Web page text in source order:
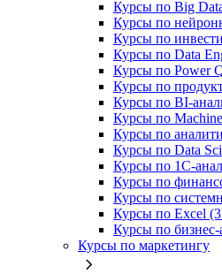
Курсы по Big
Курсы по
Курсы по
Курсы по Data
Курсы по Power
Курсы по
Курсы по
Курсы по
Курсы по
Курсы по Data
Курсы по
Курсы по
Курсы по
Курсы по Excel
Курсы по
Курсы по маркетингу